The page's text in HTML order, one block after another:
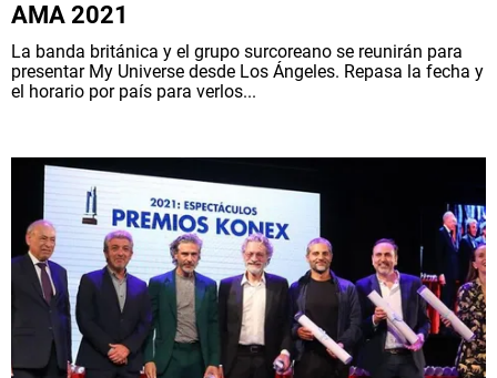
Términos y Condiciones
Política Editorial
Ad Choices
Todos los derechos reservados.
AMA 2021
La banda británica y el grupo surcoreano se reunirán para
presentar My Universe desde Los Ángeles. Repasa la fecha y
el horario por país para verlos...